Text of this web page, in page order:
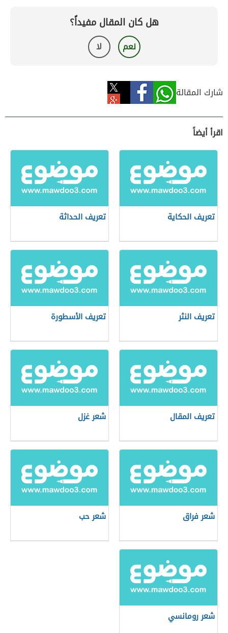
هل كان المقال مفيداً؟
نعم لا
شارك المقالة
اقرأ أيضاً
تعريف الحكاية تعريف الحداثة
تعريف النثر تعريف الأسطورة
تعريف المقال شعر غزل
شعر فراق شعر حب
شعر رومانسي